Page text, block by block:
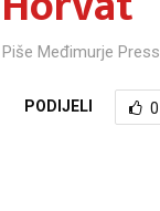
Piše Međimurje Press
PODIJELI 0